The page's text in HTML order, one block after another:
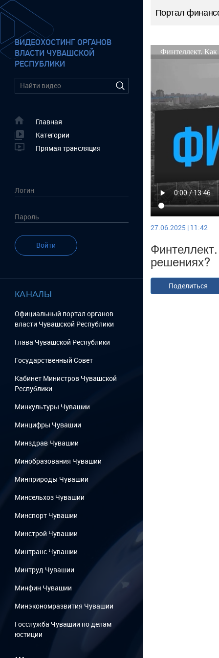
ВИДЕОХОСТИНГ ОРГАНОВ
ВЛАСТИ ЧУВАШСКОЙ
РЕСПУБЛИКИ
Главная
Категории
Прямая трансляция
Войти
КАНАЛЫ
Официальный портал органов
власти Чувашской Республики
Глава Чувашской Республики
Государственный Cовет
Кабинет Министров Чувашской
Республики
Минкультуры Чувашии
Минцифры Чувашии
Минздрав Чувашии
Минобразования Чувашии
Минприроды Чувашии
Минсельхоз Чувашии
Минспорт Чувашии
Минстрой Чувашии
Минтранс Чувашии
Минтруд Чувашии
Минфин Чувашии
Минэкономразвития Чувашии
Госслужба Чувашии по делам
юстиции
...
Портал
27.06.2025 | 11:42
решениях?
Поделиться